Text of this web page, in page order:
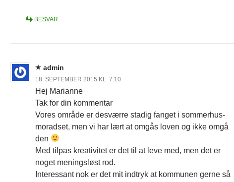
BESVAR
admin
18. SEPTEMBER 2015 KL. 7:10
Hej Marianne
Tak for din kommentar
Vores område er desværre stadig fanget i sommerhus-
moradset, men vi har lært at omgås loven og ikke omgå
den
Med tilpas kreativitet er det til at leve med, men det er
noget meningsløst rod.
Interessant nok er det mit indtryk at kommunen gerne så